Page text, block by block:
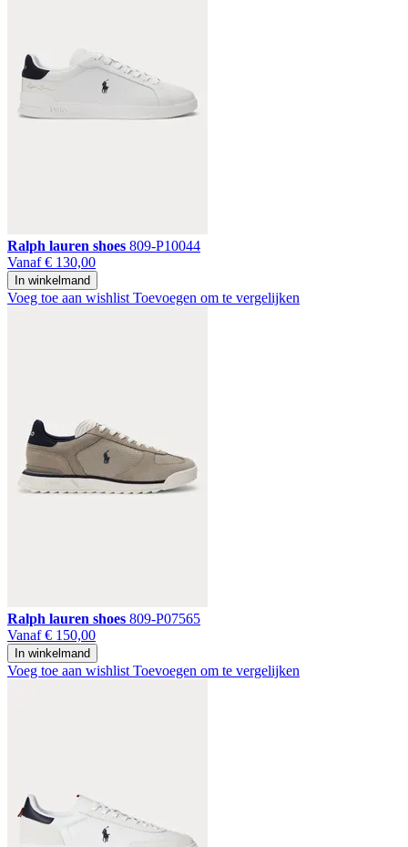
Ralph lauren shoes 809-P10044
Vanaf € 130,00
In winkelmand
Voeg toe aan wishlist Toevoegen om te vergelijken
Ralph lauren shoes 809-P07565
Vanaf € 150,00
In winkelmand
Voeg toe aan wishlist Toevoegen om te vergelijken